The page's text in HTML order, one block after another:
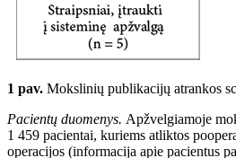
1 pav. Mokslinių publikacijų atrankos
Pacientų duomenys. Apžvelgiamoje
1 459 pacientai, kuriems atliktos
operacijos (informacija apie pacientus